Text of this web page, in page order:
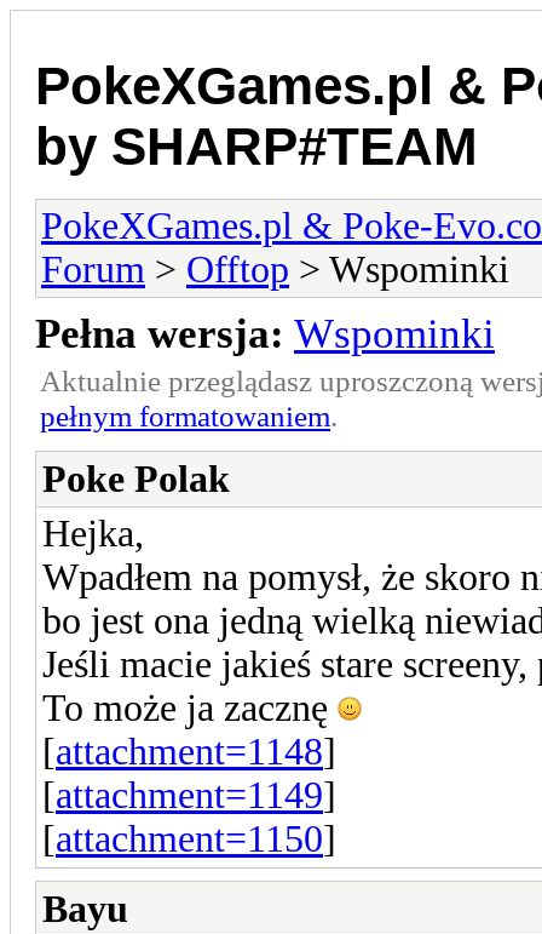
PokeXGames.pl &
by SHARP#TEAM
PokeXGames.pl & Poke-
Forum > Offtop > Wspominki
Pełna wersja: Wspominki
Aktualnie przeglądasz uproszczoną
pełnym formatowaniem.
Poke Polak
Hejka,
Wpadłem na pomysł, że skoro
bo jest ona jedną wielką
Jeśli macie jakieś stare
To może ja zacznę
[attachment=1148]
[attachment=1149]
[attachment=1150]
Bayu